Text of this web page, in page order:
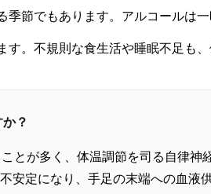
季節でもあります。アルコールは
。不規則な食生活や睡眠不足も
？
とが多く、体温調節を司る自律神
安定になり、手足の末端への血液